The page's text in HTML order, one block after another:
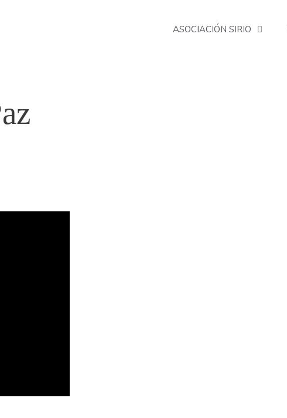
ASOCIACIÓN SIRIO